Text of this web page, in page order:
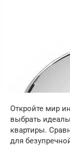
Откройте мир
выбрать
квартиры.
для